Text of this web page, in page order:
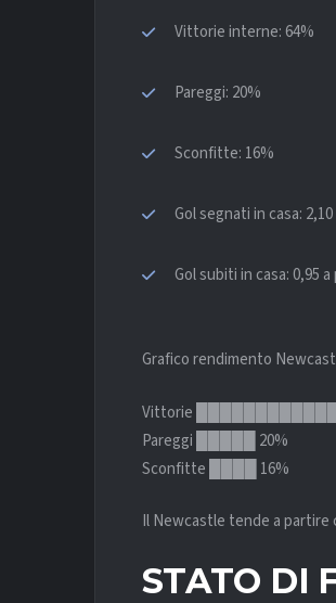
Vittorie interne: 64%
Pareggi: 20%
Sconfitte: 16%
Gol segnati in casa:
Gol subiti in casa: 0,95
Grafico rendimento
Vittorie
Pareggi █████ 20%
Sconfitte ████ 16%
Il Newcastle tende a partire
STATO DI